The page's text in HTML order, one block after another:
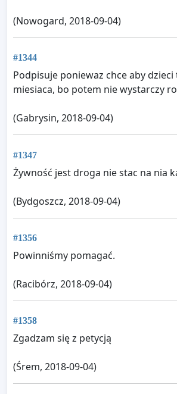
(Nowogard, 2018-09-04)
#1344
Podpisuje poniewaz chce aby
miesiaca, bo potem nie wystarczy
(Gabrysin, 2018-09-04)
#1347
Żywność jest droga nie stac na nia
(Bydgoszcz, 2018-09-04)
#1356
Powinniśmy pomagać.
(Racibórz, 2018-09-04)
#1358
Zgadzam się z petycją
(Śrem, 2018-09-04)